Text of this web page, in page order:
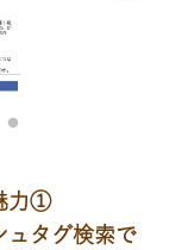
力①
ュタグ検索で